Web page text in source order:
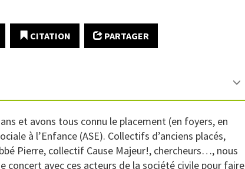
CITATION PARTAGER
et avons tous connu le placement (en foyers, en
à l’Enfance (ASE). Collectifs d’anciens placés,
Pierre, collectif Cause Majeur!, chercheurs…, nous
concert avec ces acteurs de la société civile pour faire